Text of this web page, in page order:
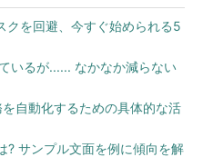
クを回避、今すぐ始められる5
いるが...... なかなか減らない
自動化するための具体的な活
? サンプル文面を例に傾向を解